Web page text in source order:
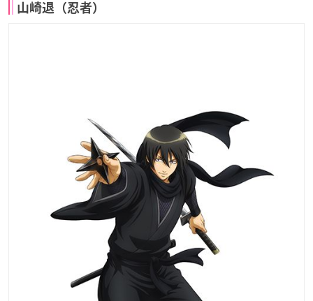
山崎退（忍者）